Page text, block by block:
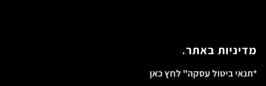
מדיניות באתר.
*תנאי ביטול עסקה" לחץ כאן